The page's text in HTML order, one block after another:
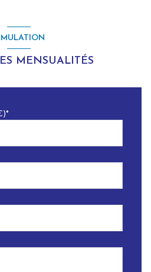
MENSUALITÉS